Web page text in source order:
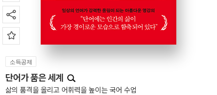
소득공제
단어가 품은 세계
삶의 품격을 올리고 어휘력을 높이는 국어 수업